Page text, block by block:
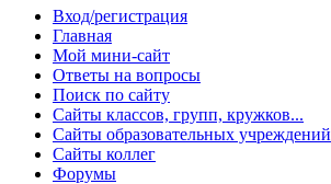
Вход/регистрация
Главная
Мой мини-сайт
Ответы на вопросы
Поиск по сайту
Сайты классов, групп, кружков...
Сайты образовательных учреждений
Сайты коллег
Форумы